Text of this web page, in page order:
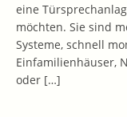
eine
möchten. Sie sind
Systeme, schnell
Einfamilienhäuser,
oder […]